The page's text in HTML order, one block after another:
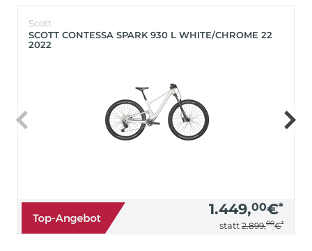
Scott
SCOTT CONTESSA SPARK 930 L WHITE/CHROME 22
2022
1.449,00€*
statt 2.899,00€*